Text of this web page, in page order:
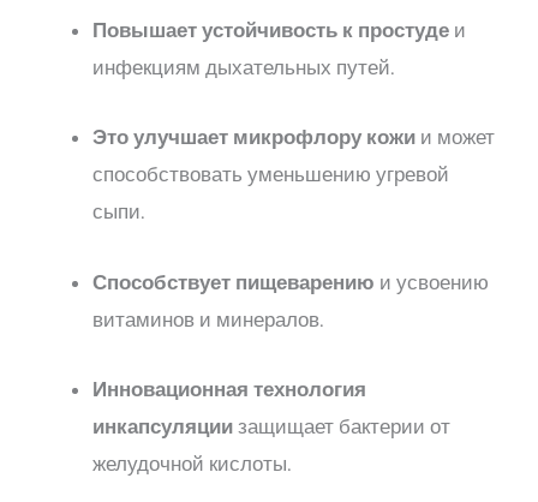
Повышает устойчивость к простуде и
инфекциям дыхательных путей.
Это улучшает микрофлору кожи и может
способствовать уменьшению угревой
сыпи.
Способствует пищеварению и усвоению
витаминов и минералов.
Инновационная технология
инкапсуляции защищает бактерии от
желудочной кислоты.